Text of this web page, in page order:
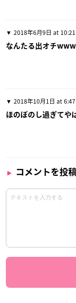
2018年6月9日 at 10:21
なんたる出オチ
2018年10月1日 at
ほのぼのし過ぎてや
コメントを投